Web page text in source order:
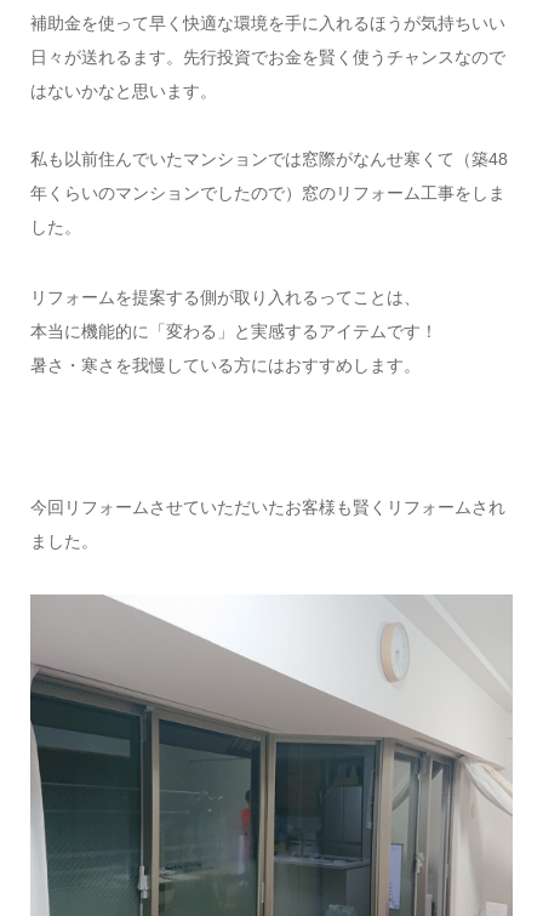
補助金を使って早く快適な環境を手に入れるほうが気持ちいい
日々が送れるます。先行投資でお金を賢く使うチャンスなので
はないかなと思います。
私も以前住んでいたマンションでは窓際がなんせ寒くて（築48
年くらいのマンションでしたので）窓のリフォーム工事をしま
した。
リフォームを提案する側が取り入れるってことは、
本当に機能的に「変わる」と実感するアイテムです！
暑さ・寒さを我慢している方にはおすすめします。
今回リフォームさせていただいたお客様も賢くリフォームされ
ました。